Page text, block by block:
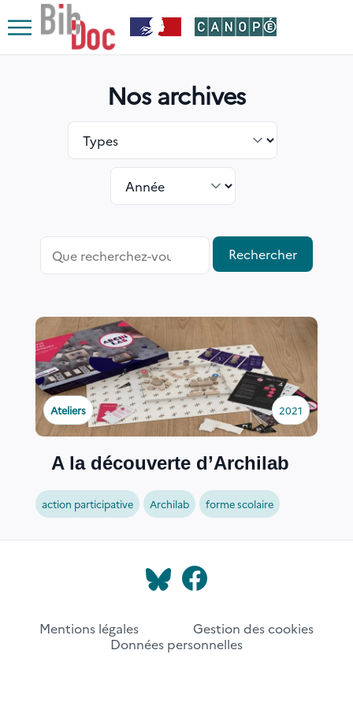
Nos archives
Ateliers 2021
A la découverte d’Archilab
action participative Archilab forme scolaire
Mentions légales
Gestion des cookies
Données personnelles
Le respect de votre vie privée est notre priorité